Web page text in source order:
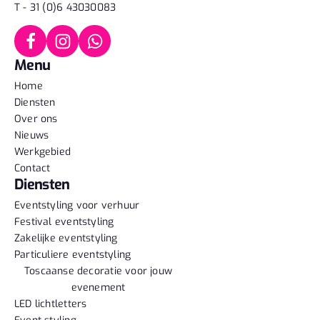
T - 31 (0)6 43030083
Menu
Home
Diensten
Over ons
Nieuws
Werkgebied
Contact
Diensten
Eventstyling voor verhuur
Festival eventstyling
Zakelijke eventstyling
Particuliere eventstyling
Toscaanse decoratie voor jouw
evenement
LED lichtletters